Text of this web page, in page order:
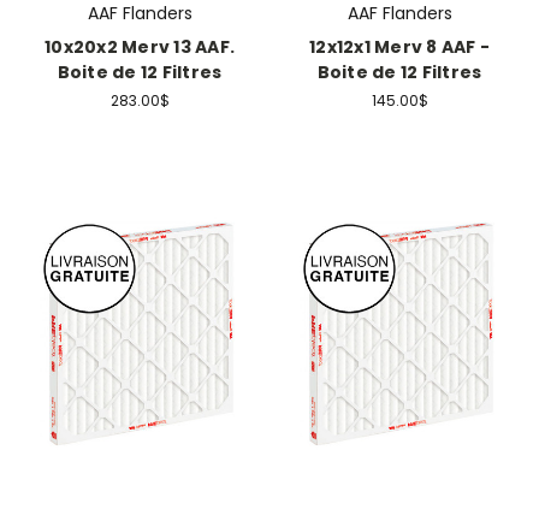
AAF Flanders
10x20x2 Merv 13 AAF.
Boite de 12 Filtres
283.00$
AAF Flanders
12x12x1 Merv 8 AAF -
Boite de 12 Filtres
145.00$